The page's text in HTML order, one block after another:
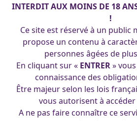
INTERDIT AUX MOINS DE 18
!
Ce site est réservé à un public
propose un contenu à
personnes âgées de
En cliquant sur « ENTRER»
connaissance des
Être majeur selon les lois
vous autorisent à accéder
A ne pas faire connaître ce
Maid spills everything 21-05-2021